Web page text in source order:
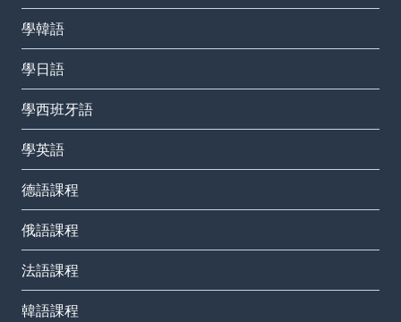
學韓語
學日語
學西班牙語
學英語
德語課程
俄語課程
法語課程
韓語課程